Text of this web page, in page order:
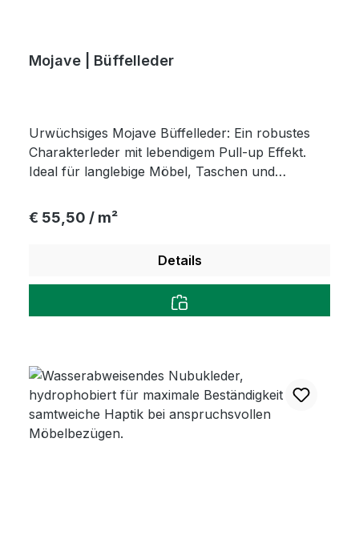
Mojave | Büffelleder
Urwüchsiges Mojave Büffelleder: Ein robustes
Charakterleder mit lebendigem Pull-up Effekt.
Ideal für langlebige Möbel, Taschen und
Qualität.
Regulärer Preis:
€ 55,50 / m²
Details